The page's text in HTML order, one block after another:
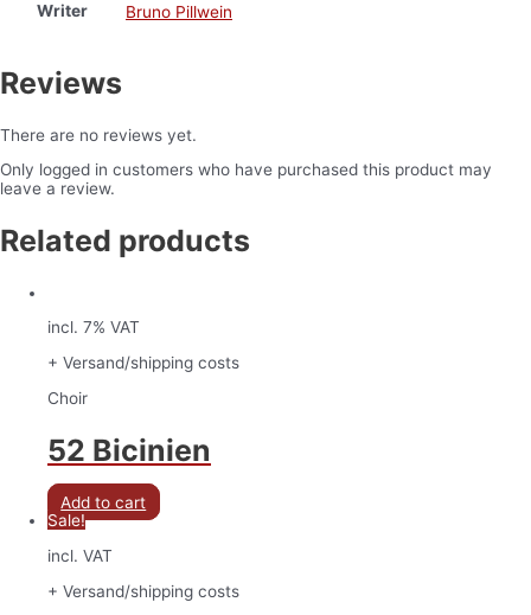
Writer Bruno Pillwein
Reviews
There are no reviews yet.
Only logged in customers who have purchased this product may
leave a review.
Related products
incl. 7% VAT
+ Versand/shipping costs
Choir
52 Bicinien
Add to cart
Sale!
incl. VAT
+ Versand/shipping costs